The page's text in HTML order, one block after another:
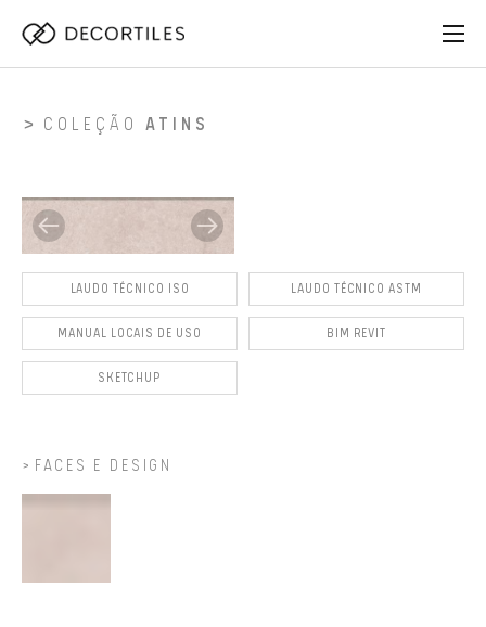
COLEÇÃO ATINS
LAUDO TÉCNICO ISO LAUDO TÉCNICO ASTM
MANUAL LOCAIS DE USO BIM REVIT
SKETCHUP
FACES E DESIGN